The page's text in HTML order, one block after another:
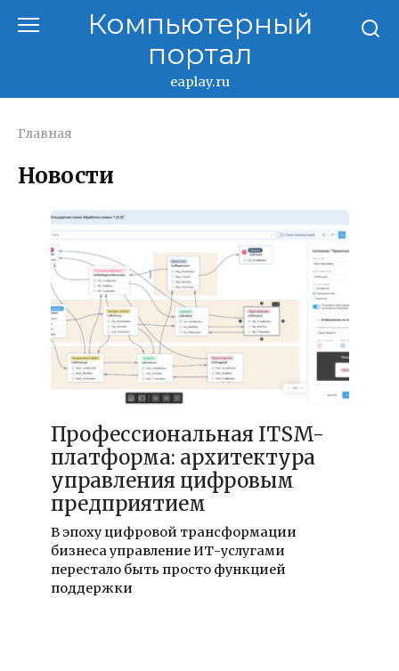
Компьютерный
портал
eaplay.ru
Главная
Новости
Профессиональная ITSM-
платформа: архитектура
управления цифровым
предприятием
В эпоху цифровой трансформации
бизнеса управление ИТ-услугами
перестало быть просто функцией
поддержки